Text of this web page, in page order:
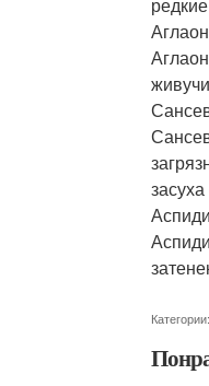
Категории: